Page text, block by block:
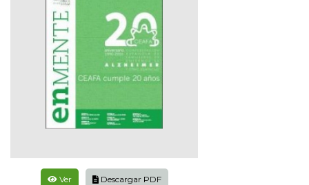
Ver Descargar PDF